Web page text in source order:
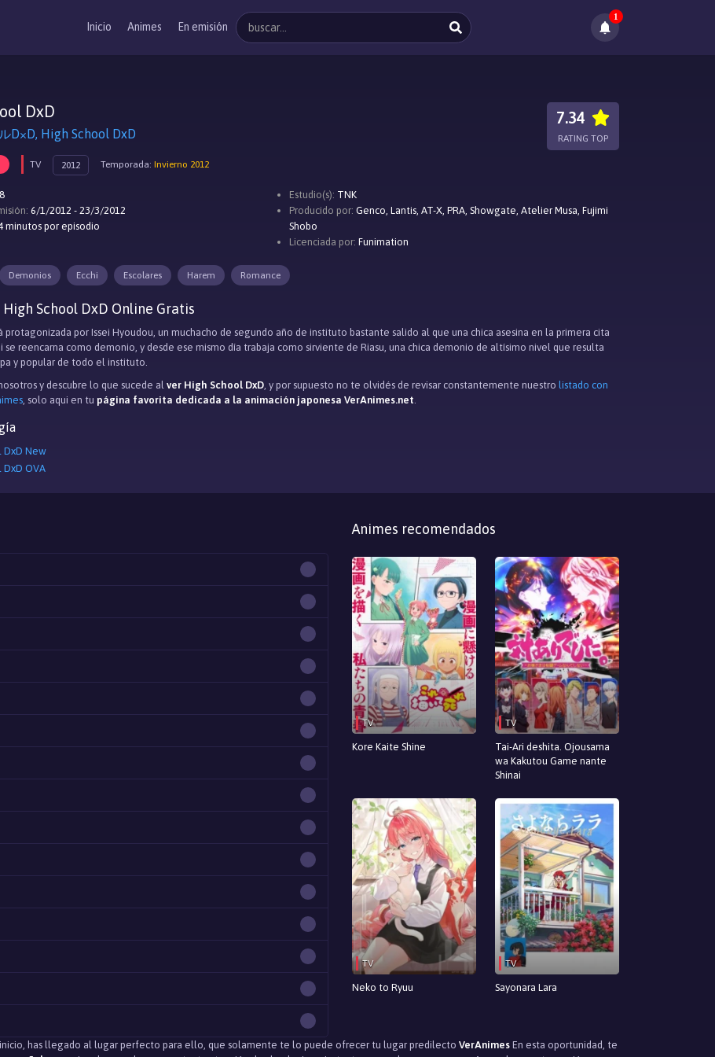
Inicio Animes En emisión
1
DxD
D×D, High School DxD
TV 2012 Temporada: Invierno 2012
7.34
RATING TOP
6/1/2012 - 23/3/2012
minutos por episodio
Estudio(s): TNK
Producido por: Genco, Lantis, AT-X, PRA, Showgate, Atelier Musa, Fujimi
Shobo
Licenciada por: Funimation
Demonios Ecchi Escolares Harem Romance
School DxD Online Gratis
protagonizada por Issei Hyoudou, un muchacho de segundo año de instituto bastante salido al que una chica asesina en la primera cita
se reencarna como demonio, y desde ese mismo día trabaja como sirviente de Riasu, una chica demonio de altísimo nivel que resulta
y popular de todo el instituto.
y descubre lo que sucede al ver High School DxD, y por supuesto no te olvidés de revisar constantemente nuestro listado con
, solo aqui en tu página favorita dedicada a la animación japonesa VerAnimes.net.
DxD New
DxD OVA
Animes recomendados
TV
Kore Kaite Shine
TV
Tai-Ari deshita. Ojousama
wa Kakutou Game nante
Shinai
TV
Neko to Ryuu
TV
Sayonara Lara
has llegado al lugar perfecto para ello, que solamente te lo puede ofrecer tu lugar predilecto VerAnimes En esta oportunidad, te